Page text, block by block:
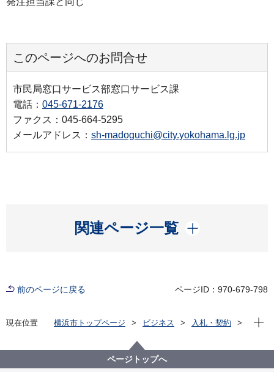
このページへのお問合せ
市民局窓口サービス部窓口サービス課
電話： 045-671-2176
ファクス：045-664-5295
メールアドレス： sh-madoguchi@city.yokohama.lg.jp
関連ページ一覧
開く
前のページに戻る ページID：970-679-798
現在位置 横浜市トップページ ビジネス
入札・契約
【入札結果掲載】【公募型指名競争入札】振り仮名事
務センター運営業務委託
現在
ページトップへ